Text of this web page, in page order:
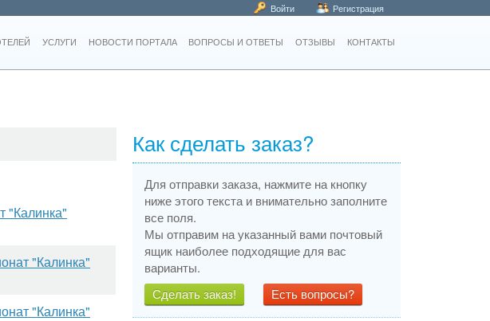
Войти Регистрация
УСЛУГИ НОВОСТИ ПОРТАЛА ВОПРОСЫ И ОТВЕТЫ ОТЗЫВЫ КОНТАКТЫ
"Калинка"
"Калинка"
"Калинка"
Как сделать заказ?
Для отправки заказа, нажмите на кнопку
ниже этого текста и внимательно заполните
все поля.
Мы отправим на указанный вами почтовый
ящик наиболее подходящие для вас
варианты.
Сделать заказ!
Есть вопросы?